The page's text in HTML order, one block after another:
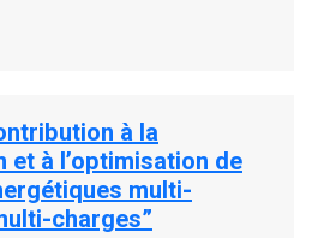
à la
et à l’optimisation de
multi-
charges”